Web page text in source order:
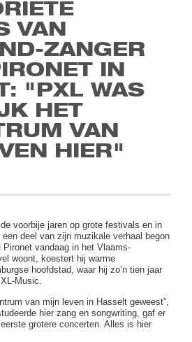
VAN
ZANGER
IN
"PXL WAS
HET
VAN
HIER"
voorbije jaren op grote festivals en in
deel van zijn muzikale verhaal begon
vandaag in het Vlaams-
woont, koestert hij warme
hoofdstad, waar hij zo’n tien jaar
Music.
van mijn leven in Hasselt geweest”,
hier zang en songwriting, gaf er
grotere concerten. Alles is hier